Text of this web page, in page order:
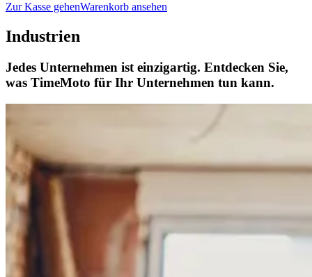
Zur Kasse gehenWarenkorb ansehen
Industrien
Jedes Unternehmen ist einzigartig. Entdecken Sie,
was TimeMoto für Ihr Unternehmen tun kann.